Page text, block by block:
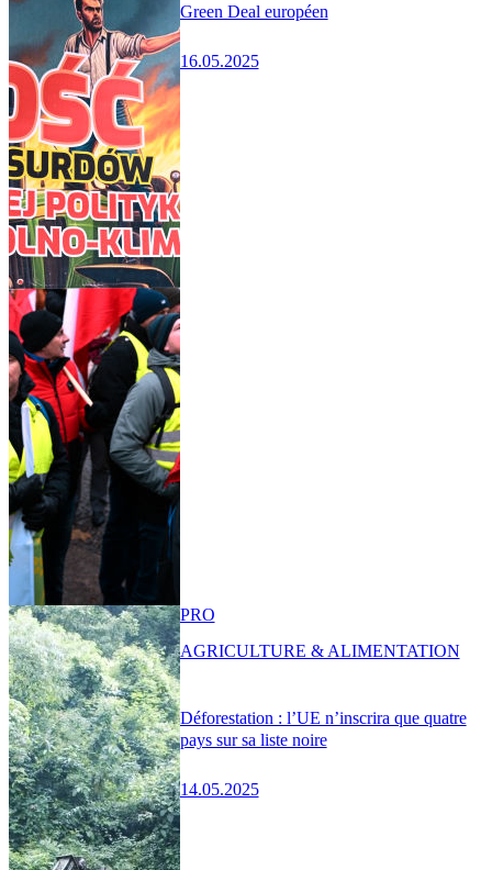
Green Deal européen
16.05.2025
Déforestation : l’UE n’inscrira que quatre
pays sur sa liste noire
14.05.2025
PRO
AGRICULTURE & ALIMENTATION